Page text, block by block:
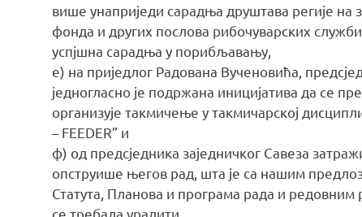
више унаприједи сарадња друштава регије на
фонда и других послова рибочуварских
успјшна сарадња у порибљавању,
е) на приједлог Радована Вученовића,
једногласно је подржана иницијатива да се
организује такмичење у такмичарској
– FEEDER” и
ф) од предсједника заједничког Савеза
опструише његов рад, шта је са нашим
Статута, Планова и програма рада и редовним
се требала урадити.